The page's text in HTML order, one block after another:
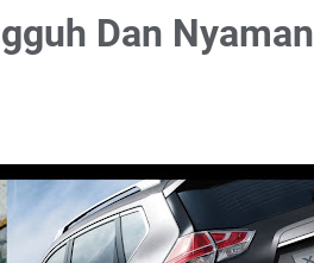
Dan Nyaman